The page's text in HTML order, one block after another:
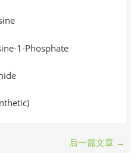
1-Phosphate
后一篇文章 →